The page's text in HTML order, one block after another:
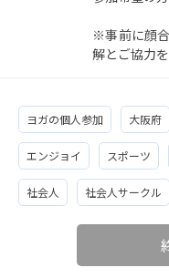
※事前に顔
解とご協力
ヨガの個人参加 大阪府
エンジョイ スポーツ
社会人 社会人サークル